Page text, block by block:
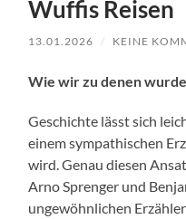
Wuffis Reisen
13.01.2026 / KEINE
Wie wir zu denen
Geschichte lässt sich
einem sym­pa­this­chen
wird. Genau diesen
Arno Sprenger und
ungewöhn­lichen